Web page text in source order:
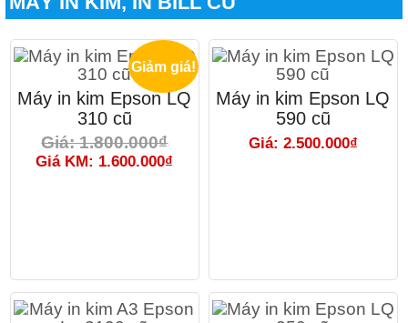
Giảm giá!
Máy in kim Epson LQ
310 cũ
Giá: 1.800.000₫
Giá KM: 1.600.000₫
Máy in kim Epson LQ
590 cũ
Giá: 2.500.000₫